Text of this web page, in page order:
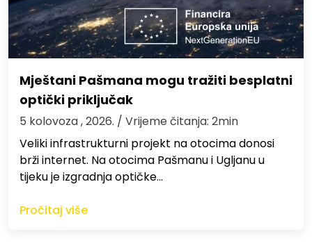
Mještani Pašmana mogu tražiti besplatni
optički priključak
5 kolovoza , 2026. / Vrijeme čitanja: 2min
Veliki infrastrukturni projekt na otocima donosi
brži internet. Na otocima Pašmanu i Ugljanu u
tijeku je izgradnja optičke…
Pročitaj više